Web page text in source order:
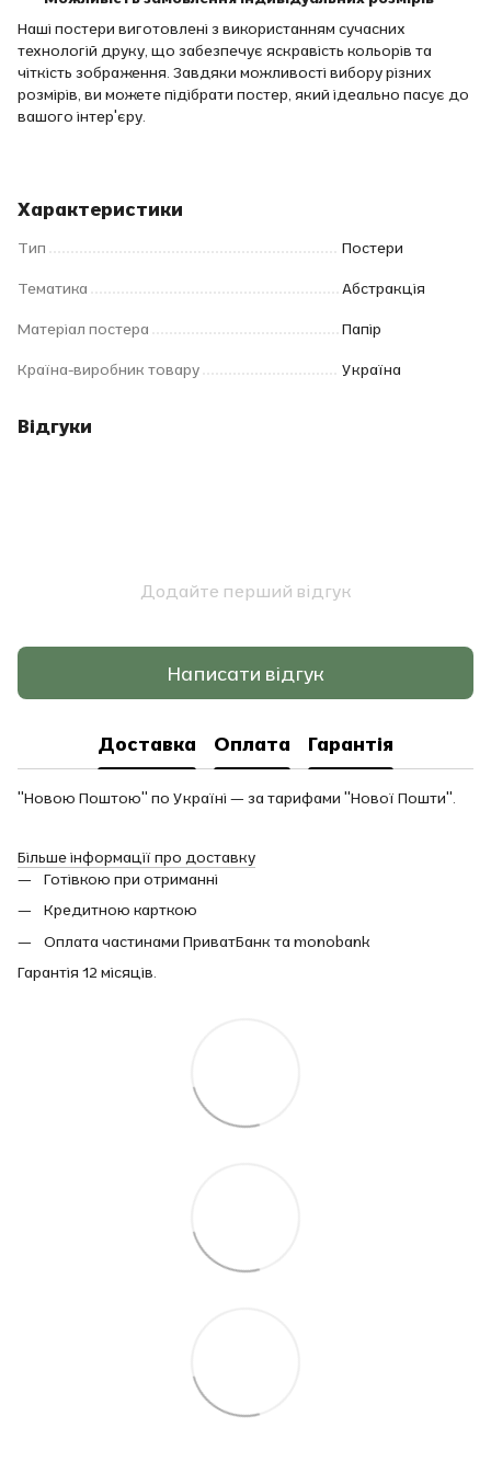
Наші постери виготовлені з використанням сучасних
технологій друку, що забезпечує яскравість кольорів та
чіткість зображення. Завдяки можливості вибору різних
розмірів, ви можете підібрати постер, який ідеально пасує до
вашого інтер'єру.
Характеристики
Тип Постери
Тематика Абстракція
Матеріал постера Папір
Країна-виробник товару Україна
Відгуки
Додайте перший відгук
Написати відгук
Доставка Оплата Гарантія
"Новою Поштою" по Україні — за тарифами "Нової Пошти".
Більше інформації про доставку
Готівкою при отриманні
Кредитною карткою
Оплата частинами ПриватБанк та monobank
Гарантія 12 місяців.